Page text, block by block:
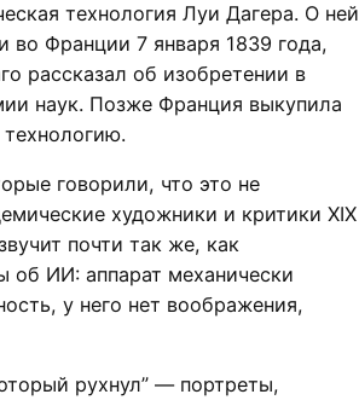
технология Луи Дагера. О ней
во Франции 7 января 1839 года,
рассказал об изобретении в
наук. Позже Франция выкупила
говорили, что это не
художники и критики XIX
почти так же, как
об ИИ: аппарат механически
у него нет воображения,
рухнул” — портреты,